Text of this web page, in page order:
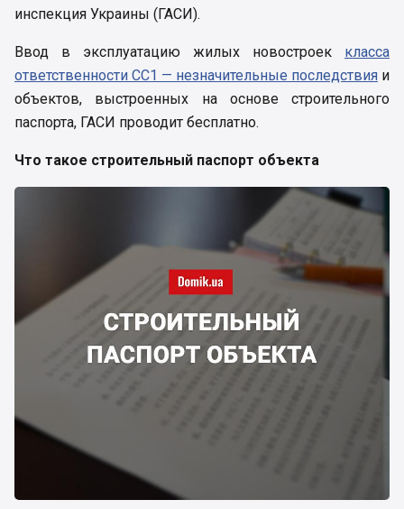
инспекция Украины (ГАСИ).
Ввод в эксплуатацию жилых новостроек класса
ответственности СС1 — незначительные последствия и
объектов, выстроенных на основе строительного
паспорта, ГАСИ проводит бесплатно.
Что такое строительный паспорт объекта